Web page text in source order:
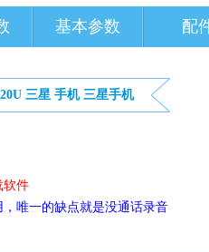
基本参数 配
三星 手机 三星手机
软件
唯一的缺点就是没通话录音